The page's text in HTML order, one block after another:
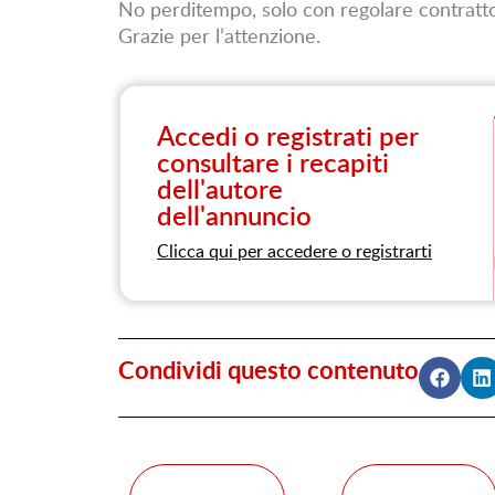
No perditempo, solo con regolare
Grazie per l’attenzione.
Accedi o registrati per
consultare i recapiti
dell'autore
dell'annuncio
Clicca qui per accedere o registrarti
Condividi questo contenuto